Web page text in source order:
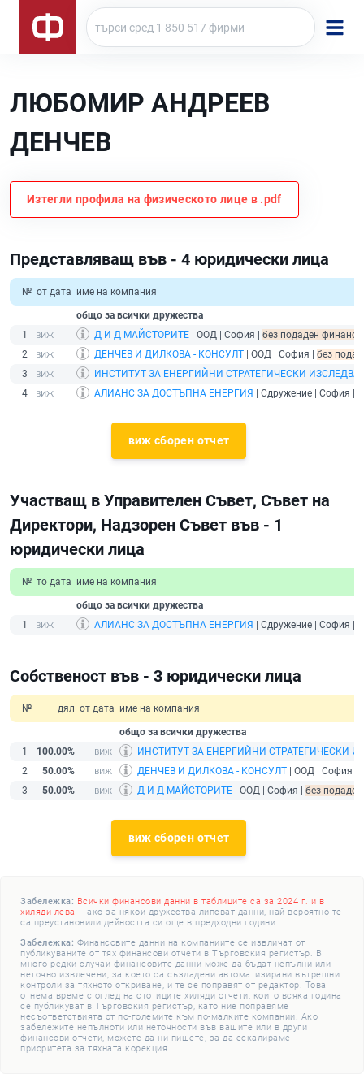
ЛЮБОМИР АНДРЕЕВ
ДЕНЧЕВ
Изтегли профила на физическото лице в .pdf
Представляващ във - 4 юридически лица
№ от дата име на компания
общо за всички дружества
1
Д И Д МАЙСТОРИТЕ | ООД | София | без подаден
2
ДЕНЧЕВ И ДИЛКОВА - КОНСУЛТ | ООД | София | без
3
ИНСТИТУТ ЗА ЕНЕРГИЙНИ СТРАТЕГИЧЕСКИ
4
АЛИАНС ЗА ДОСТЪПНА ЕНЕРГИЯ | Сдружение | София |
виж сборен отчет
Участващ в Управителен Съвет, Съвет на
Директори, Надзорен Съвет във - 1
юридически лица
№ то дата име на компания
общо за всички дружества
1
АЛИАНС ЗА ДОСТЪПНА ЕНЕРГИЯ | Сдружение | София |
Собственост във - 3 юридически лица
№ дял от дата име на компания
общо за всички дружества
1
100.00%
ИНСТИТУТ ЗА ЕНЕРГИЙНИ СТРАТЕГИЧЕСКИ
2
50.00% ДЕНЧЕВ И ДИЛКОВА - КОНСУЛТ | ООД | София |
3
50.00% Д И Д МАЙСТОРИТЕ | ООД | София | без
виж сборен отчет
Забележка: Всички финансови данни в таблиците са за 2024 г. и в
хиляди лева – ако за някои дружества липсват данни, най-вероятно те
са преустановили дейността си още в предходни години.
Забележка: Финансовите данни на компаниите се извличат от
публикуваните от тях финансови отчети в Търговския регистър. В
много редки случаи финансовите данни може да бъдат непълни или
неточно извлечени, за което са създадени автоматизирани вътрешни
контроли за тяхното откриване, и те се поправят от редактор. Това
отнема време с оглед на стотиците хиляди отчети, които всяка година
се публикуват в Търговския регистър, като ние поправяме
несъответствията от по-големите към по-малките компании. Ако
забележите непълноти или неточности във вашите или в други
финансови отчети, можете да ни пишете, за да ескалираме
приоритета за тяхната корекция.